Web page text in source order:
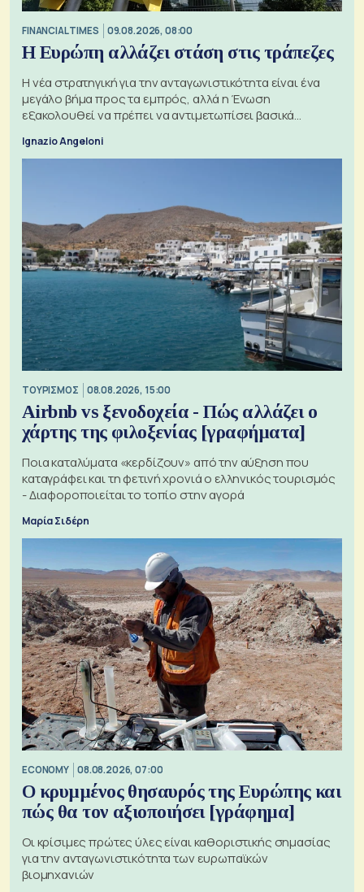
FINANCIAL TIMES 09.08.2026, 08:00
Η Ευρώπη αλλάζει στάση στις τράπεζες
Η νέα στρατηγική για την ανταγωνιστικότητα είναι ένα
μεγάλο βήμα προς τα εμπρός, αλλά η Ένωση
εξακολουθεί να πρέπει να αντιμετωπίσει βασικά
Ignazio Angeloni
ΤΟΥΡΙΣΜΟΣ 08.08.2026, 15:00
Airbnb vs ξενοδοχεία - Πώς αλλάζει ο
χάρτης της φιλοξενίας [γραφήματα]
Ποια καταλύματα «κερδίζουν» από την αύξηση που
καταγράφει και τη φετινή χρονιά ο ελληνικός τουρισμός
- Διαφοροποιείται το τοπίο στην αγορά
Μαρία Σιδέρη
ECONOMY 08.08.2026, 07:00
Ο κρυμμένος θησαυρός της Ευρώπης και
πώς θα τον αξιοποιήσει [γράφημα]
Οι κρίσιμες πρώτες ύλες είναι καθοριστικής σημασίας
για την ανταγωνιστικότητα των ευρωπαϊκών
βιομηχανιών